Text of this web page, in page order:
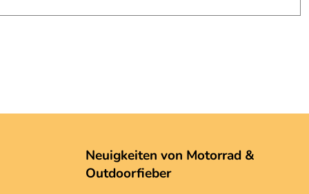
Neuigkeiten von Motorrad &
Outdoorfieber